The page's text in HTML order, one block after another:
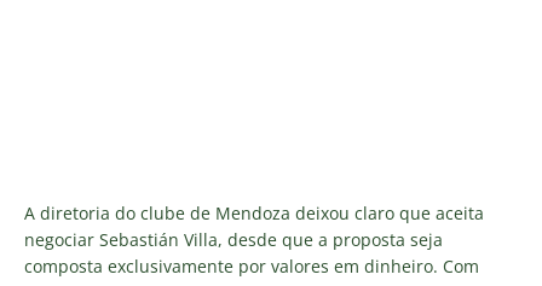
A diretoria do clube de Mendoza deixou claro que aceita
negociar Sebastián Villa, desde que a proposta seja
composta exclusivamente por valores em dinheiro. Com